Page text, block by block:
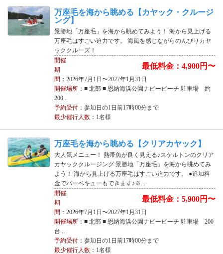
万座毛を海から眺める【カヤック・クルージ
ング】
景勝地「万座毛」を海から眺めてみよう！ 海から見上げる
万座毛はすごい迫力です。 海風を感じながらのんびりカヤ
ッククルーズ！
最低料金：4,900円〜
開催
期
間 ：2026年7月1日〜2027年1月31日
開催場所：■ 北部 ■ 恩納海浜公園ナビービーチ 駐車場 約
200...
予約受付：参加日の1日前17時00分まで
最少催行人数：1名様
万座毛を海から眺める【クリアカヤック】
大人気メニュー！ 熱帯魚が良く見える♪スケルトンのクリア
カヤッククルージング 景勝地「万座毛」を海から眺めてみ
よう！ 海から見上げる万座毛はすごい迫力です。 ●追加料
金でバーベキューもできます♪※...
最低料金：5,900円〜
開催
期
間 ：2026年7月1日〜2027年1月31日
開催場所：■ 北部 ■ 恩納海浜公園ナビービーチ 駐車場 200
台...
予約受付：参加日の1日前17時00分まで
最少催行人数：1名様